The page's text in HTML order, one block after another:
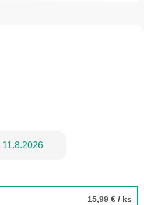
11.8.2026
15,99 € / ks